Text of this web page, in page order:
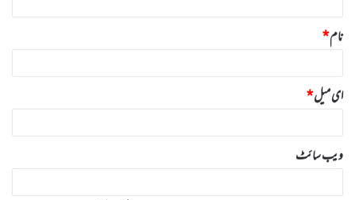
نام*
ای میل*
ویب‌ سائٹ